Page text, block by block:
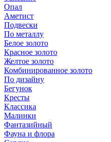
Опал
Аметист
Подвески
По металлу
Белое золото
Красное золото
Желтое золото
Комбинированное золото
По дизайну
Бегунок
Кресты
Классика
Малинки
Фантазийный
Фауна и флора